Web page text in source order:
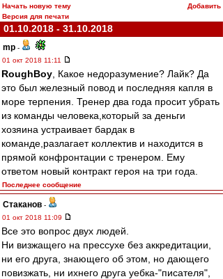
Начать новую тему
Добавить
Версия для печати
01.10.2018 - 31.10.2018
mp -
01 окт 2018 11:11
RoughBoy , Какое недоразумение? Лайк? Да
это был железный повод и последняя капля в
море терпения. Тренер два года просит убрать
из команды человека,который за деньги
хозяина устраивает бардак в
команде,разлагает коллектив и находится в
прямой конфронтации с тренером. Ему
ответом новый контракт героя на три года.
Последнее сообщение
Cтаканов -
01 окт 2018 11:09
Все это вопрос двух людей.
Ни визжащего на прессухе без аккредитации,
ни его друга, знающего об этом, но дающего
повизжать, ни ихнего друга уебка-"писателя",